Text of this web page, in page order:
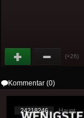
(+26)
Kommentar (0)
24218246 Haupt